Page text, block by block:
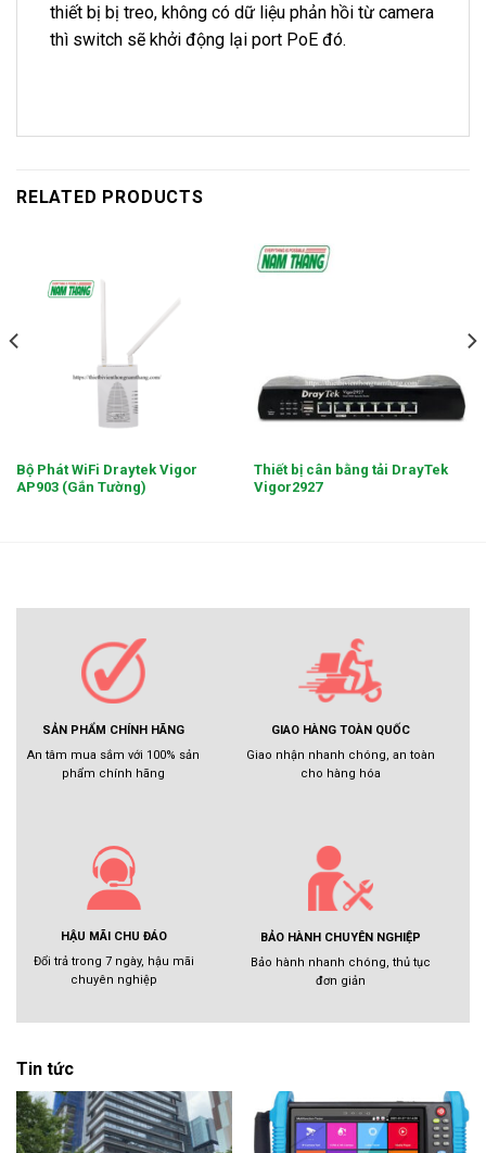
thiết bị bị treo, không có dữ liệu phản hồi từ camera
thì switch sẽ khởi động lại port PoE đó.
RELATED PRODUCTS
Bộ Phát WiFi Draytek Vigor
AP903 (Gắn Tường)
Thiết bị cân bằng tải DrayTek
Vigor2927
SẢN PHẨM CHÍNH HÃNG
An tâm mua sắm với 100% sản
phẩm chính hãng
GIAO HÀNG TOÀN QUỐC
Giao nhận nhanh chóng, an toàn
cho hàng hóa
HẬU MÃI CHU ĐÁO
Đổi trả trong 7 ngày, hậu mãi
chuyên nghiệp
BẢO HÀNH CHUYÊN NGHIỆP
Bảo hành nhanh chóng, thủ tục
đơn giản
Tin tức